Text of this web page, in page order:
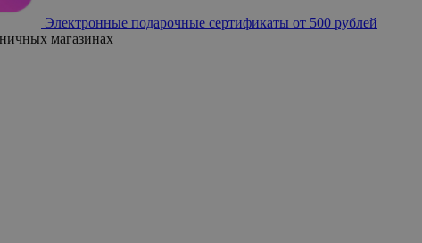
Электронные подарочные сертификаты от 500 рублей
магазинах